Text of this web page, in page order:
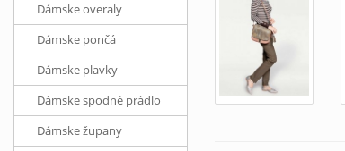
Dámske overaly
Dámske pončá
Dámske plavky
Dámske spodné prádlo
Dámske župany